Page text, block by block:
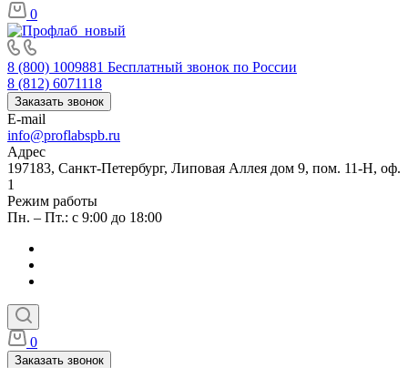
0
8 (800) 1009881 Бесплатный звонок по России
8 (812) 6071118
Заказать звонок
E-mail
info@proflabspb.ru
Адрес
197183, Санкт-Петербург, Липовая Аллея дом 9, пом. 11-Н, оф.
1
Режим работы
Пн. – Пт.: с 9:00 до 18:00
0
Заказать звонок